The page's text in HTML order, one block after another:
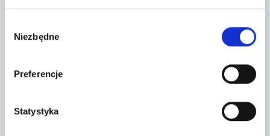
zgody
Niezbędne
Preferencje
Statystyka
contributors